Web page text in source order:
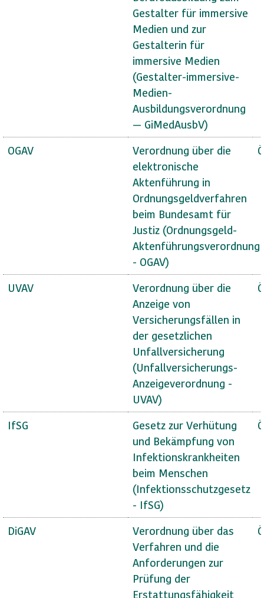
Gestalter für immersive
Medien und zur
Gestalterin für
immersive Medien
(Gestalter-immersive-
Medien-
Ausbildungsverordnung
— GiMedAusbV)
OGAV
Verordnung über die
elektronische
Aktenführung in
Ordnungsgeldverfahren
beim Bundesamt für
Justiz (Ordnungsgeld-
Aktenführungsverordnung
- OGAV)
UVAV
Verordnung über die
Anzeige von
Versicherungsfällen in
der gesetzlichen
Unfallversicherung
(Unfallversicherungs-
Anzeigeverordnung -
UVAV)
IfSG
Gesetz zur Verhütung
und Bekämpfung von
Infektionskrankheiten
beim Menschen
(Infektionsschutzgesetz
- IfSG)
DiGAV
Verordnung über das
Verfahren und die
Anforderungen zur
Prüfung der
Erstattungsfähigkeit